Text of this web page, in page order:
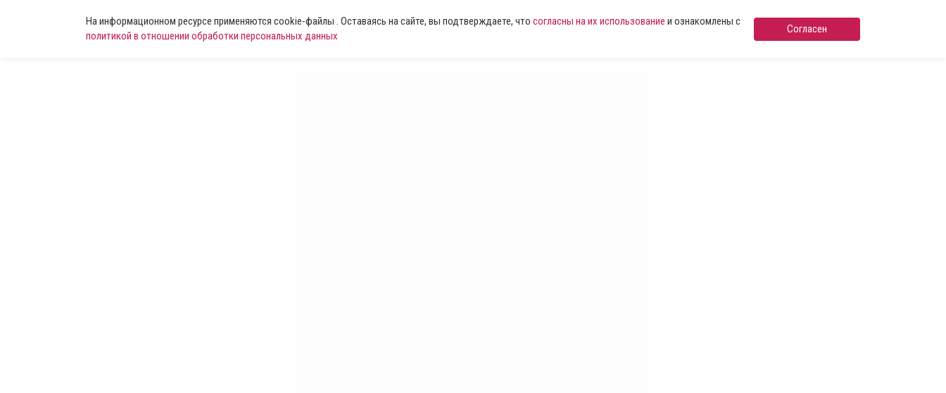
На информационном ресурсе применяются cookie-файлы . Оставаясь на сайте, вы подтверждаете, что согласны на их использование и ознакомлены с
политикой в отношении обработки персональных данных
Согласен